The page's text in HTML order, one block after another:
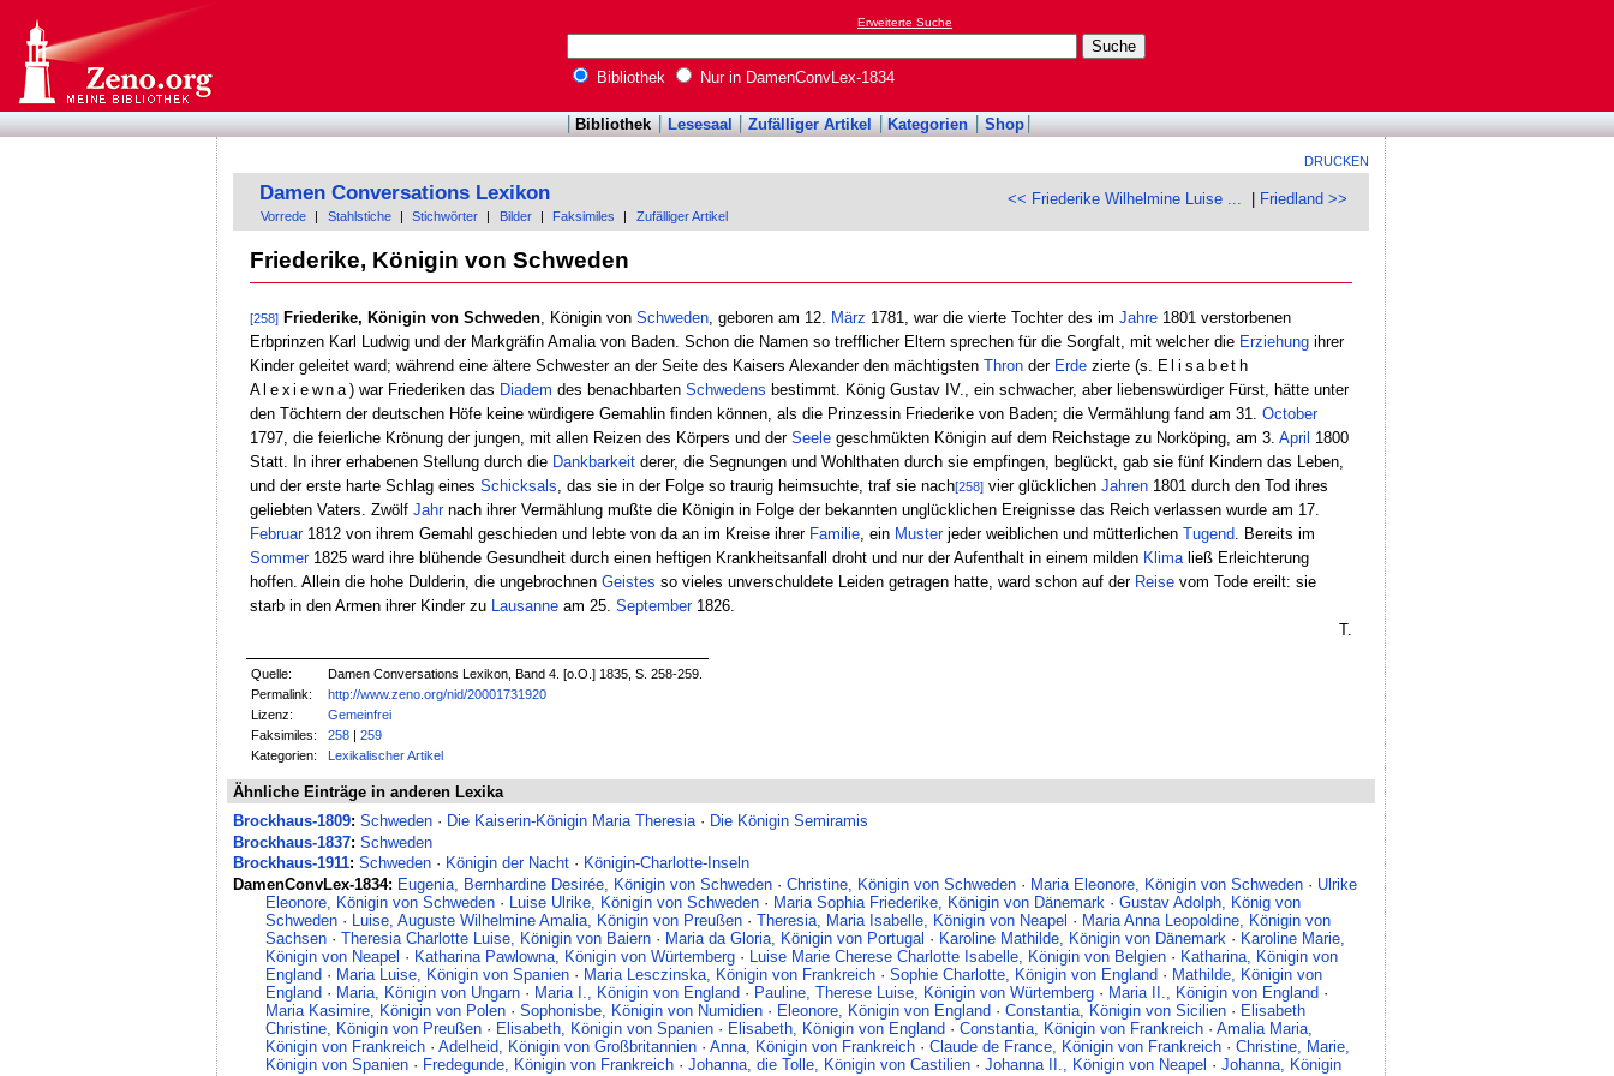
Erweiterte Suche
Bibliothek Nur in DamenConvLex-1834
Bibliothek Lesesaal Zufälliger Artikel Kategorien Shop
DRUCKEN
<< Friederike Wilhelmine Luise ... Friedland >>
Damen Conversations Lexikon
Vorrede Stahlstiche Stichwörter Bilder Faksimiles Zufälliger Artikel
Friederike, Königin von Schweden
[258] Friederike, Königin von Schweden, Königin von Schweden, geboren am 12. März 1781, war die vierte Tochter des im Jahre1801 verstorbenen
Erbprinzen Karl Ludwig und der Markgräfin Amalia von Baden. Schon die Namen so trefflicher Eltern sprechen für die Sorgfalt, mit welcher die Erziehungihrer
Kinder geleitet ward; während eine ältere Schwester an der Seite des Kaisers Alexander den mächtigsten Thronder Erdezierte (s.
Elisabeth
Alexiewna ) war Friederiken das Diadem des benachbarten Schwedens bestimmt. König Gustav IV., ein schwacher, aber liebenswürdiger Fürst, hätte unter
den Töchtern der deutschen Höfe keine würdigere Gemahlin finden können, als die Prinzessin Friederike von Baden; die Vermählung fand am 31. October
1797, die feierliche Krönung der jungen, mit allen Reizen des Körpers und der Seelegeschmükten Königin auf dem Reichstage zu Norköping, am 3. April 1800
Statt. In ihrer erhabenen Stellung durch die Dankbarkeitderer, die Segnungen und Wohlthaten durch sie empfingen, beglückt, gab sie fünf Kindern das Leben,
und der erste harte Schlag eines Schicksals , das sie in der Folge so traurig heimsuchte, traf sie nach[258]vier glücklichen Jahren1801 durch den Tod ihres
geliebten Vaters. Zwölf Jahrnach ihrer Vermählung mußte die Königin in Folge der bekannten unglücklichen Ereignisse das Reich verlassen wurde am 17.
Februar1812 von ihrem Gemahl geschieden und lebte von da an im Kreise ihrer Familie, ein Musterjeder weiblichen und mütterlichen Tugend . Bereits im
Sommer1825 ward ihre blühende Gesundheit durch einen heftigen Krankheitsanfall droht und nur der Aufenthalt in einem milden Klimaließ Erleichterung
hoffen. Allein die hohe Dulderin, die ungebrochnen Geistes so vieles unverschuldete Leiden getragen hatte, ward schon auf der Reisevom Tode ereilt: sie
starb in den Armen ihrer Kinder zu
Lausanneam 25. September1826.
T.
Quelle:
Damen Conversations Lexikon, Band 4. [o.O.] 1835, S. 258-259.
Permalink:
http://www.zeno.org/nid/20001731920
Lizenz:
Gemeinfrei
Faksimiles:
258 |259
Kategorien:
Lexikalischer Artikel
Ähnliche Einträge in anderen Lexika
Brockhaus-1809: Schweden · Die Kaiserin-Königin Maria Theresia· Die Königin Semiramis
Brockhaus-1837: Schweden
Brockhaus-1911: Schweden · Königin der Nacht · Königin-Charlotte-Inseln
DamenConvLex-1834: Eugenia, Bernhardine Desirée, Königin von Schweden ·Christine, Königin von Schweden · Maria Eleonore, Königin von Schweden · Ulrike
Eleonore, Königin von Schweden· Luise Ulrike, Königin von Schweden· Maria Sophia Friederike, Königin von Dänemark· Gustav Adolph, König von
Schweden· Luise, Auguste Wilhelmine Amalia, Königin von Preußen· Theresia, Maria Isabelle, Königin von Neapel · Maria Anna Leopoldine, Königin von
Sachsen· Theresia Charlotte Luise, Königin von Baiern· Maria da Gloria, Königin von Portugal · Karoline Mathilde, Königin von Dänemark· Karoline Marie,
Königin von Neapel · Katharina Pawlowna, Königin von Würtemberg· Luise Marie Cherese Charlotte Isabelle, Königin von Belgien· Katharina, Königin von
England · Maria Luise, Königin von Spanien· Maria Lesczinska, Königin von Frankreich· Sophie Charlotte, Königin von England · Mathilde, Königin von
England · Maria, Königin von Ungarn· Maria I., Königin von England · Pauline, Therese Luise, Königin von Würtemberg· Maria II., Königin von England ·
Maria Kasimire, Königin von Polen· Sophonisbe, Königin von Numidien· Eleonore, Königin von England · Constantia, Königin von Sicilien· Elisabeth
Christine, Königin von Preußen· Elisabeth, Königin von Spanien· Elisabeth, Königin von England · Constantia, Königin von Frankreich· Amalia Maria,
Königin von Frankreich· Adelheid, Königin von Großbritannien· Anna, Königin von Frankreich· Claude de France, Königin von Frankreich· Christine, Marie,
Königin von Spanien· Fredegunde, Königin von Frankreich· Johanna, die Tolle, Königin von Castilien· Johanna II., Königin von Neapel · Johanna, Königin